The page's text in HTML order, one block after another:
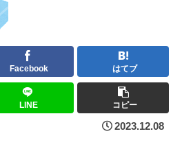
Facebook はてブ
LINE コピー
2023.12.08